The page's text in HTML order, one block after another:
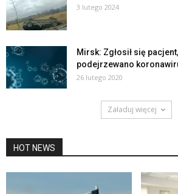
3 lutego 2024
Mirsk: Zgłosił się
podejrzewano
26 lutego 2020
Załaduj więcej
HOT NEWS